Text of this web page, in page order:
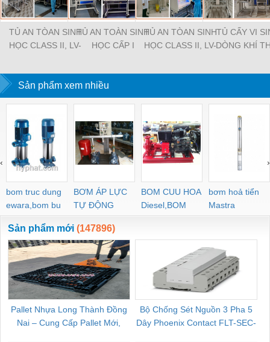
TỦ AN TÒAN SINH
HỌC CLASS II, LV-
TỦ AN TOÀN SINH
HỌC CẤP I
TỦ AN TÒAN SINH
HỌC CLASS II, LV-
TỦ CẤY VI
DÒNG KHÍ
Sản phẩm xem nhiều
bom truc dung
ewara,bom bu
ewara
BƠM ÁP LỰC
TỰ ĐỘNG
BOM CUU HOA
Diesel,BOM
CHUA CHAY
bơm hoả tiển
Mastra
‹ ›
Sản phẩm mới (147896)
Pallet Nhựa Long Thành Đồng
Nai – Cung Cấp Pallet Mới,
Bộ Chống Sét Nguồn 3 Pha 5
Dây Phoenix Contact FLT-SEC-